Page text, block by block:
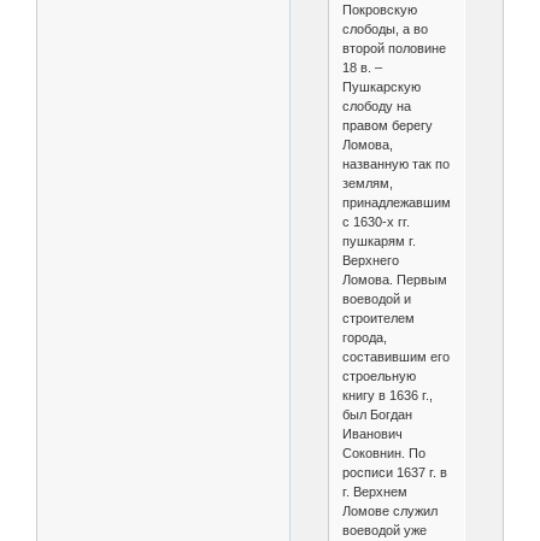
Покровскую
слободы, а во
второй половине
18 в. –
Пушкарскую
слободу на
правом берегу
Ломова,
названную так по
землям,
принадлежавшим
с 1630-х гг.
пушкарям г.
Верхнего
Ломова. Первым
воеводой и
строителем
города,
составившим его
строельную
книгу в 1636 г.,
был Богдан
Иванович
Соковнин. По
росписи 1637 г. в
г. Верхнем
Ломове служил
воеводой уже